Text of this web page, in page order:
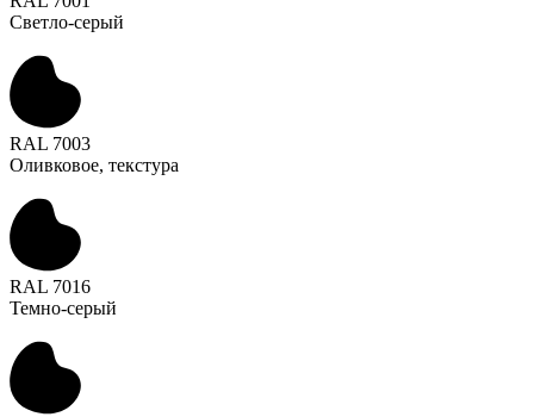
Светло-серый
RAL 7003
Оливковое, текстура
RAL 7016
Темно-серый